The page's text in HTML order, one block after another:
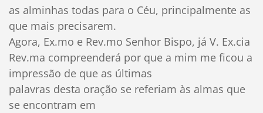
as alminhas todas para o Céu, principalmente as
que mais precisarem.
Agora, Ex.mo e Rev.mo Senhor Bispo, já V. Ex.cia
Rev.ma compreenderá por que a mim me ficou a
impressão de que as últimas
palavras desta oração se referiam às almas que
se encontram em